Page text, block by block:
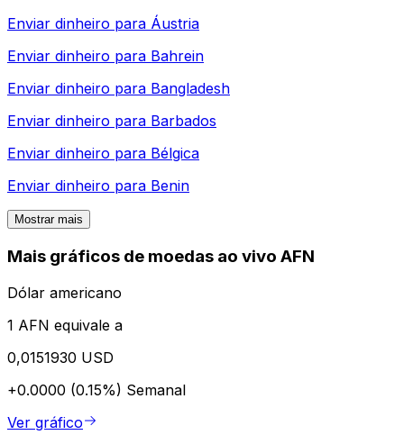
Enviar dinheiro para Áustria
Enviar dinheiro para Bahrein
Enviar dinheiro para Bangladesh
Enviar dinheiro para Barbados
Enviar dinheiro para Bélgica
Enviar dinheiro para Benin
Mostrar mais
Mais gráficos de moedas ao vivo AFN
Dólar americano
1 AFN equivale a
0,0151930 USD
+0.0000 (0.15%) Semanal
Ver gráfico